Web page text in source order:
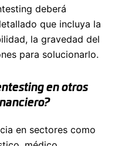
deberá
que incluya la
la gravedad del
para solucionarlo.
en otros
en sectores como